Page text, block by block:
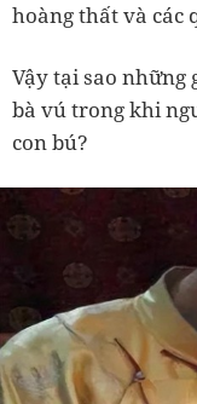
hoàng thất và các
Vậy tại sao những
bà vú trong khi
con bú?